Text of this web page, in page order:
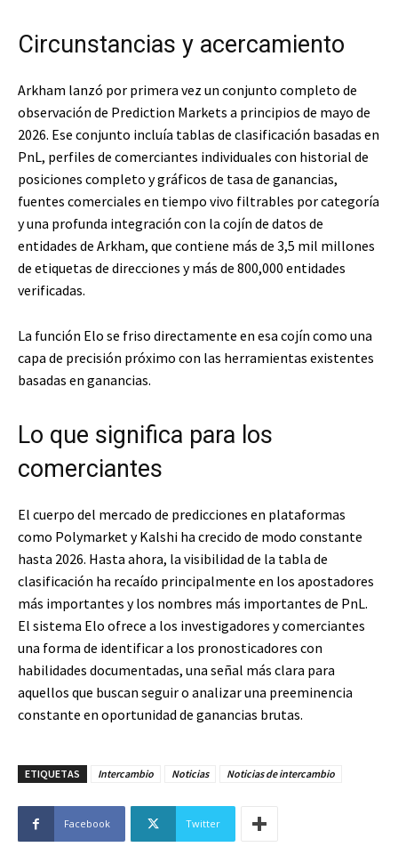
Circunstancias y acercamiento
Arkham lanzó por primera vez un conjunto completo de
observación de Prediction Markets a principios de mayo de
2026. Ese conjunto incluía tablas de clasificación basadas en
PnL, perfiles de comerciantes individuales con historial de
posiciones completo y gráficos de tasa de ganancias,
fuentes comerciales en tiempo vivo filtrables por categoría
y una profunda integración con la cojín de datos de
entidades de Arkham, que contiene más de 3,5 mil millones
de etiquetas de direcciones y más de 800,000 entidades
verificadas.
La función Elo se friso directamente en esa cojín como una
capa de precisión próximo con las herramientas existentes
basadas en ganancias.
Lo que significa para los
comerciantes
El cuerpo del mercado de predicciones en plataformas
como Polymarket y Kalshi ha crecido de modo constante
hasta 2026. Hasta ahora, la visibilidad de la tabla de
clasificación ha recaído principalmente en los apostadores
más importantes y los nombres más importantes de PnL.
El sistema Elo ofrece a los investigadores y comerciantes
una forma de identificar a los pronosticadores con
habilidades documentadas, una señal más clara para
aquellos que buscan seguir o analizar una preeminencia
constante en oportunidad de ganancias brutas.
ETIQUETAS Intercambio Noticias Noticias de intercambio
Facebook Twitter